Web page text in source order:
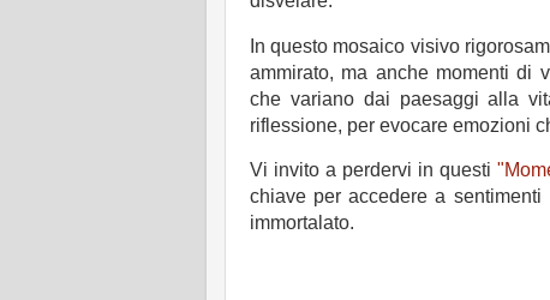
In questo mosaico visivo
ammirato, ma anche momenti di
che variano dai paesaggi alla
riflessione, per evocare emozioni
Vi invito a perdervi in questi
chiave per accedere a
immortalato.